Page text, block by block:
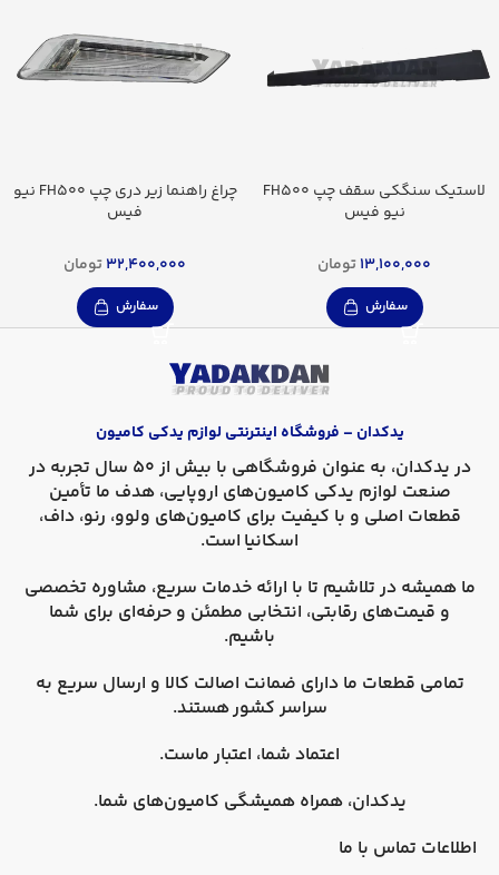
لاستیک سنگکی سقف چپ FH500
نیو فیس
13,100,000تومان
سفارش
چراغ راهنما زیر دری چپ FH500 نیو
فیس
32,400,000تومان
سفارش
یدکدان – فروشگاه اینترنتی لوازم یدکی کامیون
در یدکدان
، به عنوان فروشگاهی با بیش از 50 سال تجربه در
صنعت لوازم یدکی کامیون‌های اروپایی، هدف ما تأمین
قطعات اصلی و با کیفیت برای کامیون‌های ولوو، رنو، داف،
اسکانیا است.
ما همیشه در تلاشیم تا با ارائه خدمات سریع، مشاوره تخصصی
و قیمت‌های رقابتی، انتخابی مطمئن و حرفه‌ای برای شما
باشیم.
تمامی قطعات ما دارای ضمانت اصالت کالا و ارسال سریع به
سراسر کشورهستند.
اعتماد شما، اعتبار ماست.
یدکدان، همراه همیشگی کامیون‌های شما.
اطلاعات تماس با ما